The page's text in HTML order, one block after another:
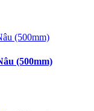
(500mm)